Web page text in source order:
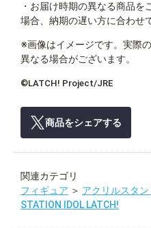
・お届け時期の異なる商品
場合、納期の遅い方に合わせ
※画像はイメージです。実際
異なる場合がございます。
©LATCH! Project/JRE
商品をシェアする
関連カテゴリ
フィギュア ＞ アクリルスタン
STATION IDOL LATCH!